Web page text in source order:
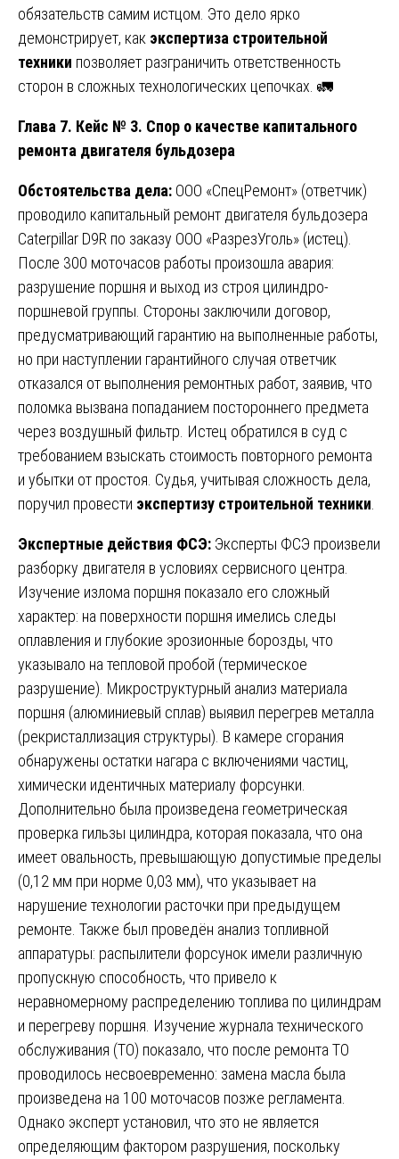
обязательств самим истцом. Это дело ярко
демонстрирует, как экспертиза строительной
техники позволяет разграничить ответственность
сторон в сложных технологических цепочках. 🚛
Глава 7. Кейс № 3. Спор о качестве капитального
ремонта двигателя бульдозера
Обстоятельства дела: ООО «СпецРемонт» (ответчик)
проводило капитальный ремонт двигателя бульдозера
Caterpillar D9R по заказу ООО «РазрезУголь» (истец).
После 300 моточасов работы произошла авария:
разрушение поршня и выход из строя цилиндро-
поршневой группы. Стороны заключили договор,
предусматривающий гарантию на выполненные работы,
но при наступлении гарантийного случая ответчик
отказался от выполнения ремонтных работ, заявив, что
поломка вызвана попаданием постороннего предмета
через воздушный фильтр. Истец обратился в суд с
требованием взыскать стоимость повторного ремонта
и убытки от простоя. Судья, учитывая сложность дела,
поручил провести экспертизу строительной техники
Экспертные действия ФСЭ: Эксперты ФСЭ произвели
разборку двигателя в условиях сервисного центра.
Изучение излома поршня показало его сложный
характер: на поверхности поршня имелись следы
оплавления и глубокие эрозионные борозды, что
указывало на тепловой пробой (термическое
разрушение). Микроструктурный анализ материала
поршня (алюминиевый сплав) выявил перегрев металла
(рекристаллизация структуры). В камере сгорания
обнаружены остатки нагара с включениями частиц,
химически идентичных материалу форсунки.
Дополнительно была произведена геометрическая
проверка гильзы цилиндра, которая показала, что она
имеет овальность, превышающую допустимые пределы
(0,12 мм при норме 0,03 мм), что указывает на
нарушение технологии расточки при предыдущем
ремонте. Также был проведён анализ топливной
аппаратуры: распылители форсунок имели различную
пропускную способность, что привело к
неравномерному распределению топлива по цилиндрам
и перегреву поршня. Изучение журнала технического
обслуживания (ТО) показало, что после ремонта ТО
проводилось несвоевременно: замена масла была
произведена на 100 моточасов позже регламента.
Однако эксперт установил, что это не является
определяющим фактором разрушения, поскольку